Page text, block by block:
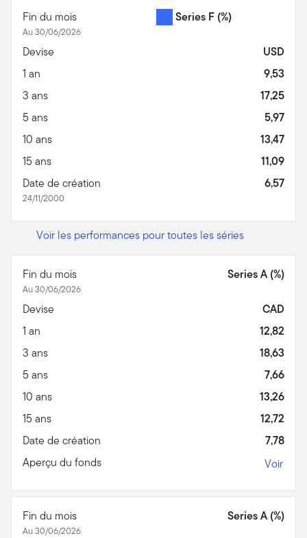
Fin du mois
Au 30/06/2026
Series F (%)
Devise
USD
1 an
9,53
3 ans
17,25
5 ans
5,97
10 ans
13,47
15 ans
11,09
Date de création
24/11/2000
6,57
Voir les performances pour toutes les séries
Fin du mois
Au 30/06/2026
Series A (%)
Devise
CAD
1 an
12,82
3 ans
18,63
5 ans
7,66
10 ans
13,26
15 ans
12,72
Date de création
7,78
Aperçu du fonds
Voir
Fin du mois
Au 30/06/2026
Series A (%)